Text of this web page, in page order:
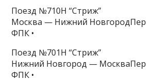
Поезд №710Н “Стриж”
Москва — Нижний
ФПК •
Поезд №701Н “Стриж”
Нижний Новгород —
ФПК •